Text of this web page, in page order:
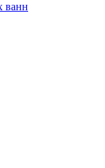
ванн